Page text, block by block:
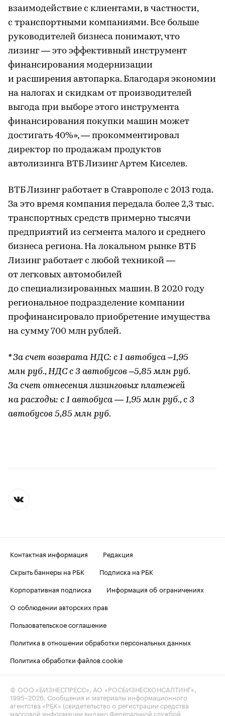
взаимодействие с клиентами, в частности,
с транспортными компаниями. Все больше
руководителей бизнеса понимают, что
лизинг — это эффективный инструмент
финансирования модернизации
и расширения автопарка. Благодаря экономии
на налогах и скидкам от производителей
выгода при выборе этого инструмента
финансирования покупки машин может
достигать 40%», — прокомментировал
директор по продажам продуктов
автолизинга ВТБ Лизинг Артем Киселев.
ВТБ Лизинг работает в Ставрополе с 2013 года.
За это время компания передала более 2,3 тыс.
транспортных средств примерно тысячи
предприятий из сегмента малого и среднего
бизнеса региона. На локальном рынке ВТБ
Лизинг работает с любой техникой —
от легковых автомобилей
до специализированных машин. В 2020 году
региональное подразделение компании
профинансировало приобретение имущества
на сумму 700 млн рублей.
* За счет возврата НДС: с 1 автобуса –1,95
млн руб., НДС с 3 автобусов –5,85 млн руб.
За счет отнесения лизинговых платежей
на расходы: с 1 автобуса — 1,95 млн руб., с 3
автобусов 5,85 млн руб.
Контактная информация
Редакция
Скрыть баннеры на РБК
Подписка на РБК
Корпоративная подписка
Информация об ограничениях
О соблюдении авторских прав
Пользовательское соглашение
Политика в отношении обработки персональных данных
Политика обработки файлов cookie
© ООО «БИЗНЕСПРЕСС», АО «РОСБИЗНЕСКОНСАЛТИНГ»,
1995–2026. Сообщения и материалы информационного
агентства «РБК» (свидетельство о регистрации средства
массовой информации выдано Федеральной службой